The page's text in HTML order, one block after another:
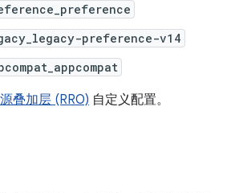
preference-v14
叠加层 (RRO) 自定义配置。